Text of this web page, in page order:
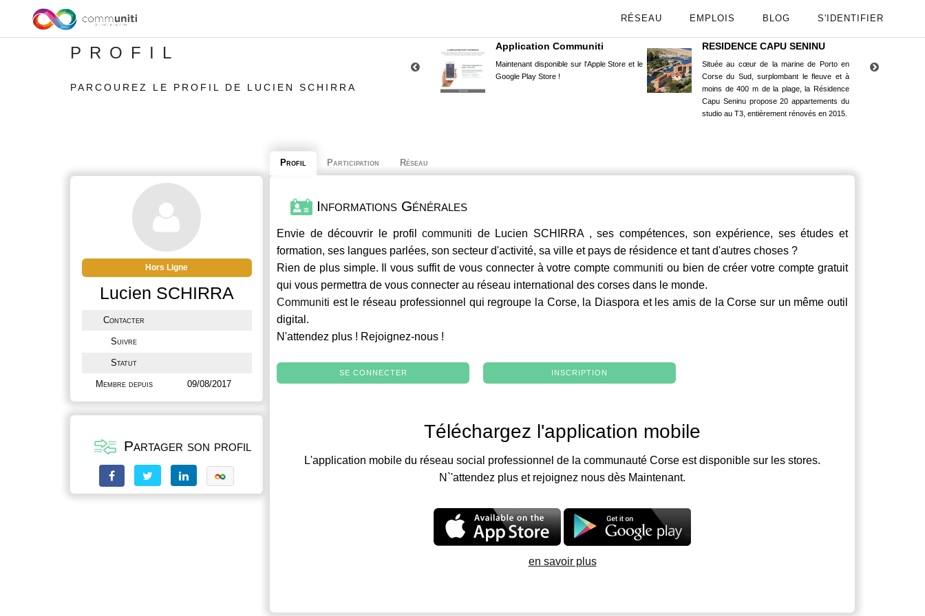
RÉSEAU EMPLOIS BLOG S'IDENTIFIER
PROFIL
PARCOUREZ LE PROFIL DE LUCIEN SCHIRRA
Application Communiti
Maintenant disponible sur l'Apple Store et le
Google Play Store !
RESIDENCE CAPU SENINU
Située au cœur de la marine de Porto en
Corse du Sud, surplombant le fleuve et à
moins de 400 m de la plage, la Résidence
Capu Seninu propose 20 appartements du
studio au T3, entièrement rénovés en 2015.
Hors Ligne
Lucien SCHIRRA
Contacter
Suivre
Statut
Membre depuis 09/08/2017
Partager son profil
Profil Participation Réseau
Informations Générales
Envie de découvrir le profilcommuniti de Lucien SCHIRRA , ses compétences, son expérience, ses études et
formation, ses langues parlées, son secteur d'activité, sa ville et pays de résidence et tant d'autres choses ?
Rien de plus simple. Il vous suffit de vous connecter à votre comptecommuniti ou bien de créer votre compte gratuit
qui vous permettra de vous connecter au réseau international des corses dans le monde.
Communiti est le réseau professionnel qui regroupe la Corse, la Diaspora et les amis de la Corse sur un même outil
digital.
N'attendez plus ! Rejoignez-nous !
SE CONNECTER INSCRIPTION
Téléchargez l'application mobile
L'application mobile du réseau social professionnel de la communauté Corse est disponible sur les stores.
N`'attendez plus et rejoignez nous dès Maintenant.
en savoir plus